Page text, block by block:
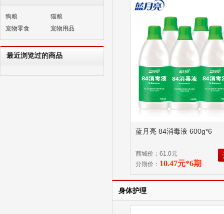
狗粮
猫粮
宠物零食
宠物用品
最近浏览过的商品
蓝月亮 84消毒液 600g*6
商城价：61.0元
分期价： 10.47元*6期
身体护理